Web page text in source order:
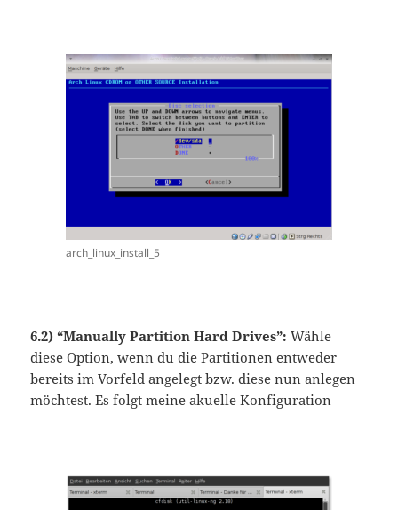
arch_linux_install_5
6.2) “Manually Partition Hard Drives”: Wähle
diese Option, wenn du die Partitionen entweder
bereits im Vorfeld angelegt bzw. diese nun anlegen
möchtest. Es folgt meine akuelle Konfiguration